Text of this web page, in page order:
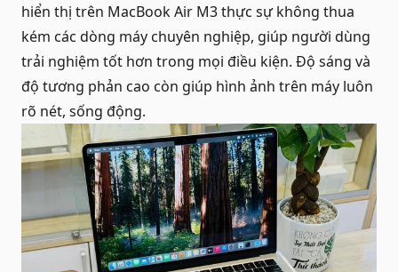
hiển thị trên MacBook Air M3 thực sự không thua
kém các dòng máy chuyên nghiệp, giúp người dùng
trải nghiệm tốt hơn trong mọi điều kiện. Độ sáng và
độ tương phản cao còn giúp hình ảnh trên máy luôn
rõ nét, sống động.